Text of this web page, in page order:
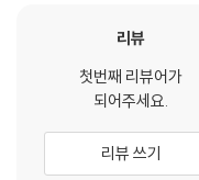
월 땅을 일구어온 인간의 역
‘3장 북방기행’에서는 문명
돌궐, 거란, 여진으로 이어
간이다. 허란산 암각화 지대
리뷰
첫번째 리뷰어가
되어주세요.
리뷰 쓰기